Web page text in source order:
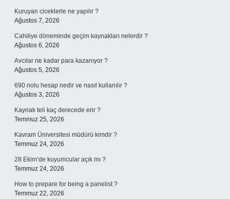
Kuruyan ciceklerle ne yapılır ?
Ağustos 7, 2026
Cahiliye döneminde geçim kaynakları nelerdir ?
Ağustos 6, 2026
Avcılar ne kadar para kazanıyor ?
Ağustos 5, 2026
690 nolu hesap nedir ve nasıl kullanılır ?
Ağustos 3, 2026
Kaynak teli kaç derecede erir ?
Temmuz 25, 2026
Kavram Üniversitesi müdürü kimdir ?
Temmuz 24, 2026
28 Ekim’de kuyumcular açık mı ?
Temmuz 24, 2026
How to prepare for being a panelist ?
Temmuz 22, 2026